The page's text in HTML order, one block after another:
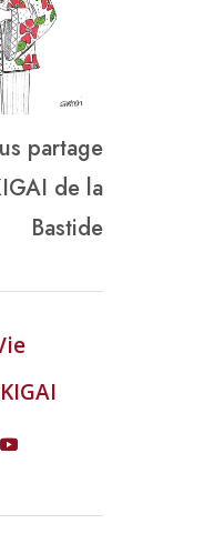
partage
de la
Bastide